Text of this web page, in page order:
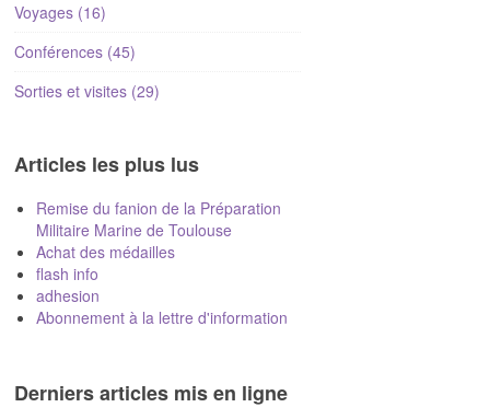
Voyages (16)
Conférences (45)
Sorties et visites (29)
Articles les plus lus
Remise du fanion de la Préparation
Militaire Marine de Toulouse
Achat des médailles
flash info
adhesion
Abonnement à la lettre d'information
Derniers articles mis en ligne